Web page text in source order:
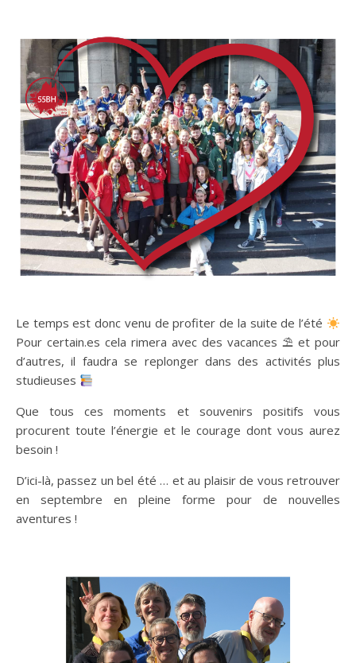
Le temps est donc venu de profiter de la suite de l’été
Pour certain.es cela rimera avec des vacances ⛱ et pour
d’autres, il faudra se replonger dans des activités plus
studieuses
Que tous ces moments et souvenirs positifs vous
procurent toute l’énergie et le courage dont vous aurez
besoin !
D’ici-là, passez un bel été … et au plaisir de vous retrouver
en septembre en pleine forme pour de nouvelles
aventures !